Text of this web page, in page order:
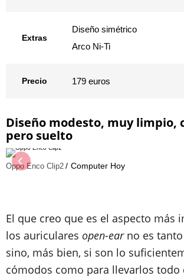
Extras
Diseño simétrico
Arco Ni-Ti
Precio 179 euros
Diseño modesto, muy limpio,
pero suelto
Oppo Enco Clip2 Computer Hoy
El que creo que es el aspecto más
los auriculares open-ear no es
sino, más bien, si son lo
cómodos como para llevarlos todo